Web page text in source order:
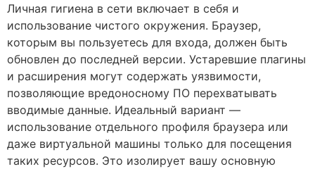
Личная гигиена в сети включает в себя и
использование чистого окружения. Браузер,
которым вы пользуетесь для входа, должен быть
обновлен до последней версии. Устаревшие плагины
и расширения могут содержать уязвимости,
позволяющие вредоносному ПО перехватывать
вводимые данные. Идеальный вариант —
использование отдельного профиля браузера или
даже виртуальной машины только для посещения
таких ресурсов. Это изолирует вашу основную